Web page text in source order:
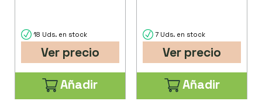
18 Uds. en stock
Ver precio
Añadir
7 Uds. en stock
Ver precio
Añadir